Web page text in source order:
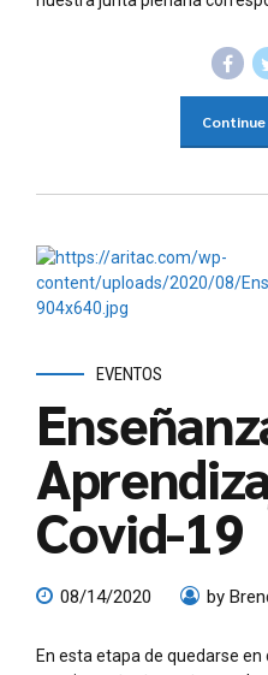
EVENTOS
Covid-19
08/14/2020 by
En esta etapa de quedarse